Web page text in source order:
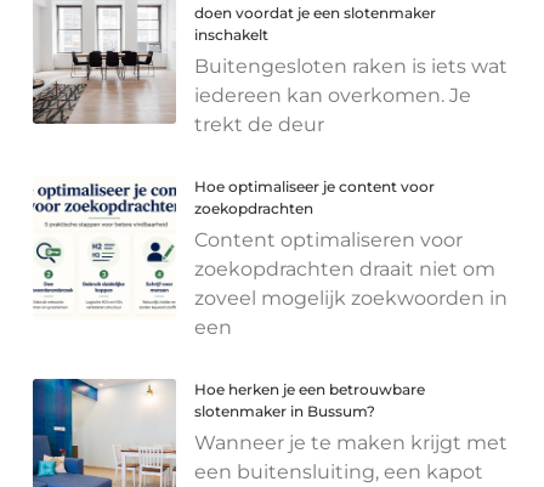
doen voordat je een slotenmaker
inschakelt
Buitengesloten raken is iets wat
iedereen kan overkomen. Je
trekt de deur
Hoe optimaliseer je content voor
zoekopdrachten
Content optimaliseren voor
zoekopdrachten draait niet om
zoveel mogelijk zoekwoorden in
een
Hoe herken je een betrouwbare
slotenmaker in Bussum?
Wanneer je te maken krijgt met
een buitensluiting, een kapot